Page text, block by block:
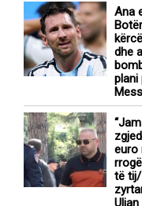
Ana
dhe
plani
euro
të